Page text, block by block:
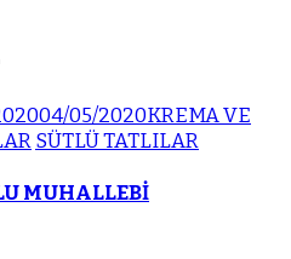
04/05/2020KREMA VE
SÜTLÜ TATLILAR
MUHALLEBİ